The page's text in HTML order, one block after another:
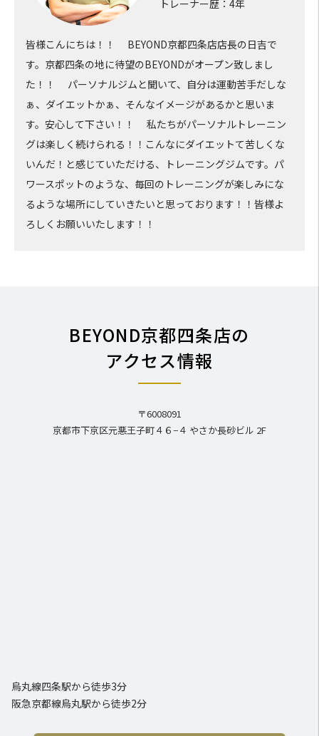
トレーナー歴：4年
皆様こんにちは！！ BEYOND京都四条店店長の日吉で
す。京都四条の地に待望のBEYONDがオープン致しまし
た！！ パーソナルジムと聞いて、自分は運動苦手だしな
ぁ、ダイエットかぁ、そんなイメージがあるかと思いま
す。安心して下さい！！ 私たちがパーソナルトレーニン
グは楽しく続けられる！！こんなにダイエットて苦しくな
いんだ！と感じていただける、トレーニングジムです。パ
ワースポットのような、毎回のトレーニングが楽しみにな
るような場所にしていきたいと思っております！！皆様よ
ろしくお願いいたします！！
BEYOND京都四条店の
アクセス情報
〒6008091
京都市下京区元悪王子町４６−４ やさか長砂ビル 2F
烏丸線四条駅から徒歩3分
阪急京都線烏丸駅から徒歩2分